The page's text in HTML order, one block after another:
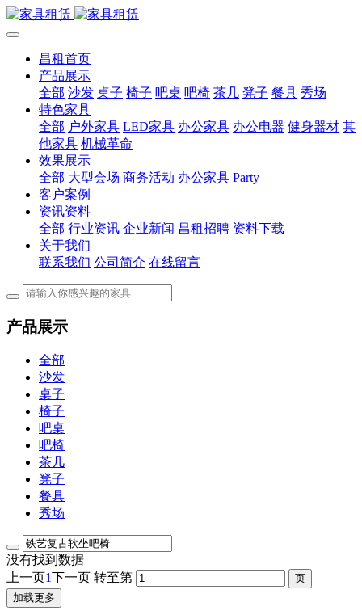
昌租首页
产品展示
全部 沙发 桌子 椅子 吧桌 吧椅 茶几 凳子 餐具 秀场
特色家具
全部 户外家具 LED家具 办公家具 办公电器 健身器材 其
他家具 机械革命
效果展示
全部 大型会场 商务活动 办公家具 Party
客户案例
资讯资料
全部 行业资讯 企业新闻 昌租招聘 资料下载
关于我们
联系我们 公司简介 在线留言
产品展示
全部
沙发
桌子
椅子
吧桌
吧椅
茶几
凳子
餐具
秀场
没有找到数据
上一页1下一页 转至第
加载更多